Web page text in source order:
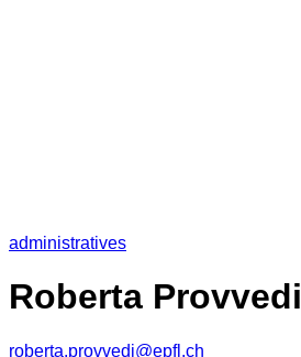
administratives
Roberta Provvedi
roberta.provvedi@epfl.ch